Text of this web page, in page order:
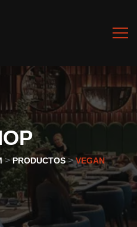
>PRODUCTOS>VEGAN